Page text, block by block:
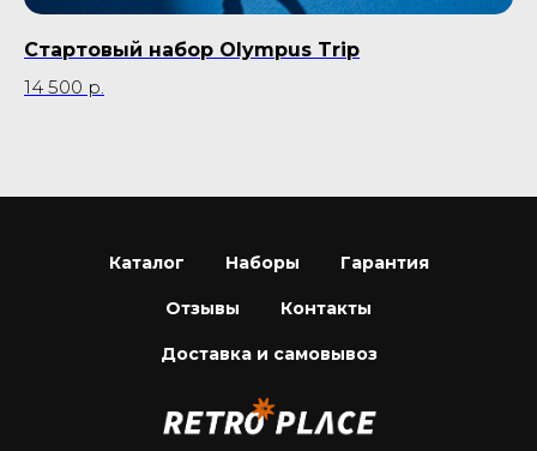
Стартовый набор Olympus Trip
14 500 р.
Каталог Наборы Гарантия
Отзывы Контакты
Доставка и самовывоз